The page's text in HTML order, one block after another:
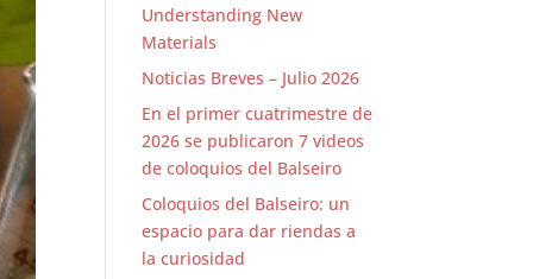
Understanding New
Materials
Noticias Breves – Julio 2026
En el primer cuatrimestre de
2026 se publicaron 7 videos
de coloquios del Balseiro
Coloquios del Balseiro: un
espacio para dar riendas a
la curiosidad